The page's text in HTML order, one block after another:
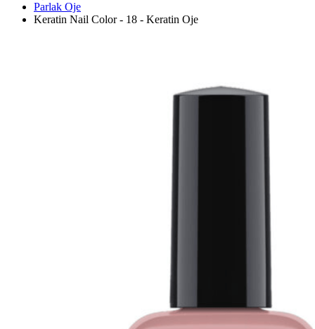
Parlak Oje
Keratin Nail Color - 18 - Keratin Oje